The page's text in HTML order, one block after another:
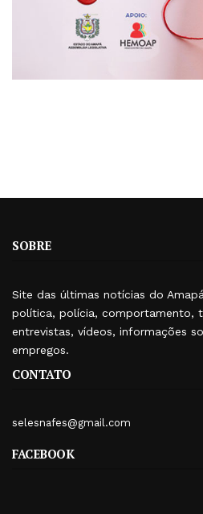
SOBRE
Site das últimas notícias do
política, polícia, comportamento,
entrevistas, vídeos, informações
empregos.
CONTATO
selesnafes@gmail.com
FACEBOOK